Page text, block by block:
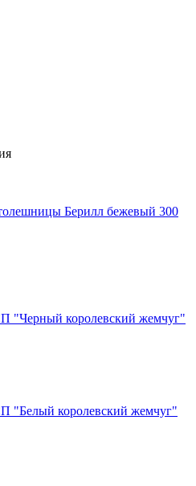
Берилл бежевый 300
"Черный королевский жемчуг"
"Белый королевский жемчуг"